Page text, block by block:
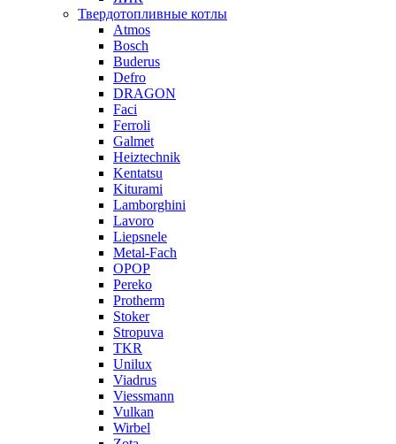
Твердотопливные котлы
Atmos
Bosch
Buderus
Defro
DRAGON
Faci
Ferroli
Galmet
Heiztechnik
Kentatsu
Kiturami
Lamborghini
Lavoro
Liepsnele
Metal-Fach
OPOP
Pereko
Protherm
Stoker
Stropuva
TKR
Unilux
Viadrus
Viessmann
Vulkan
Wirbel